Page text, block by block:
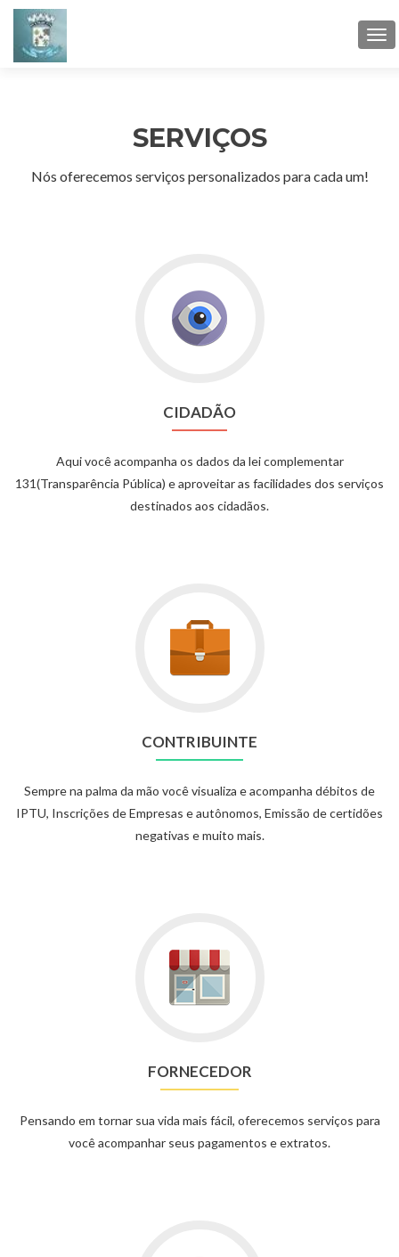
SERVIÇOS
Nós oferecemos serviços personalizados para cada um!
CIDADÃO
Aqui você acompanha os dados da lei complementar
131(Transparência Pública) e aproveitar as facilidades dos serviços
destinados aos cidadãos.
CONTRIBUINTE
Sempre na palma da mão você visualiza e acompanha débitos de
IPTU, Inscrições de Empresas e autônomos, Emissão de certidões
negativas e muito mais.
FORNECEDOR
Pensando em tornar sua vida mais fácil, oferecemos serviços para
você acompanhar seus pagamentos e extratos.